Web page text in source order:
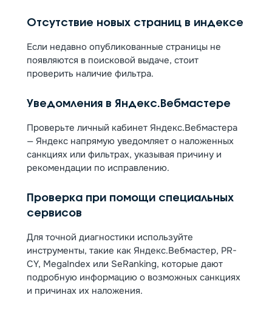
Отсутствие новых страниц в индексе
Если недавно опубликованные страницы не
появляются в поисковой выдаче, стоит
проверить наличие фильтра.
Уведомления в Яндекс.Вебмастере
Проверьте личный кабинет Яндекс.Вебмастера
— Яндекс напрямую уведомляет о наложенных
санкциях или фильтрах, указывая причину и
рекомендации по исправлению.
Проверка при помощи специальных
сервисов
Для точной диагностики используйте
инструменты, такие как Яндекс.Вебмастер, PR-
CY, MegaIndex или SeRanking, которые дают
подробную информацию о возможных санкциях
и причинах их наложения.